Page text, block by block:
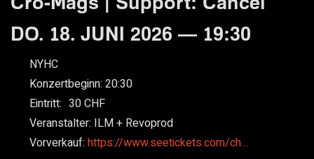
DO. 18. JUNI 2026 — 19:30
NYHC
Konzertbeginn: 20:30
Eintritt: 30
Veranstalter: ILM + Revoprod
Vorverkauf: https://www.seetickets.com/ch…